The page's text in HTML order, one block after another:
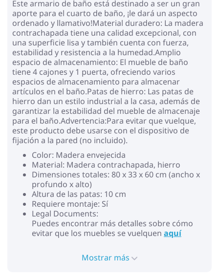
Este armario de baño está destinado a ser un gran
aporte para el cuarto de baño, ¡le dará un aspecto
ordenado y llamativo!Material duradero: La madera
contrachapada tiene una calidad excepcional, con
una superficie lisa y también cuenta con fuerza,
estabilidad y resistencia a la humedad.Amplio
espacio de almacenamiento: El mueble de baño
tiene 4 cajones y 1 puerta, ofreciendo varios
espacios de almacenamiento para almacenar
artículos en el baño.Patas de hierro: Las patas de
hierro dan un estilo industrial a la casa, además de
garantizar la estabilidad del mueble de almacenaje
para el baño.Advertencia:Para evitar que vuelque,
este producto debe usarse con el dispositivo de
fijación a la pared (no incluido).
Color: Madera envejecida
Material: Madera contrachapada, hierro
Dimensiones totales: 80 x 33 x 60 cm (ancho x
profundo x alto)
Altura de las patas: 10 cm
Requiere montaje: Sí
Legal Documents:
Puedes encontrar más detalles sobre cómo
evitar que los muebles se vuelquen aquí
Mostrar más